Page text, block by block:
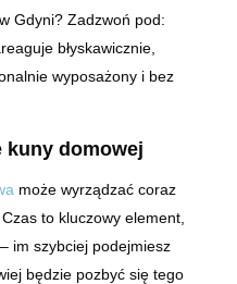
Gdyni? Zadzwoń pod:
błyskawicznie,
wyposażony i bez
kuny domowej
może wyrządzać coraz
to kluczowy element,
– im szybciej podejmiesz
będzie pozbyć się tego